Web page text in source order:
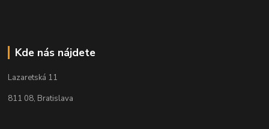
Kde nás nájdete
Lazaretská 11
811 08, Bratislava